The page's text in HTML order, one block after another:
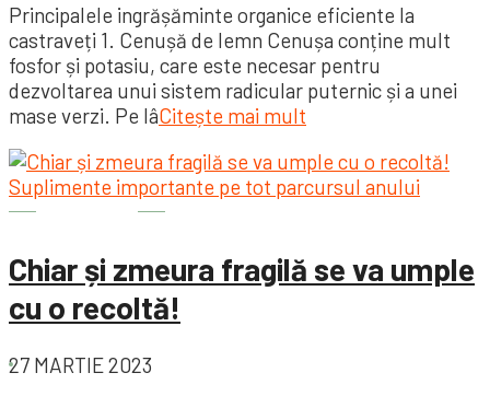
Principalele ingrășăminte organice eficiente la
castraveți 1. Cenușă de lemn Cenușa conține mult
fosfor și potasiu, care este necesar pentru
dezvoltarea unui sistem radicular puternic și a unei
mase verzi. Pe lâCitește mai mult
Chiar și zmeura fragilă se va umple
cu o recoltă!
27 MARTIE 2023